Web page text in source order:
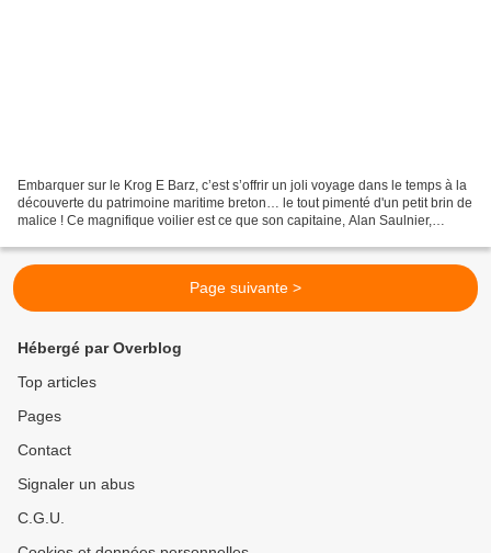
Embarquer sur le Krog E Barz, c’est s’offrir un joli voyage dans le temps à la
découverte du patrimoine maritime breton… le tout pimenté d'un petit brin de
malice ! Ce magnifique voilier est ce que son capitaine, Alan Saulnier,
Page suivante >
Hébergé par Overblog
Top articles
Pages
Contact
Signaler un abus
C.G.U.